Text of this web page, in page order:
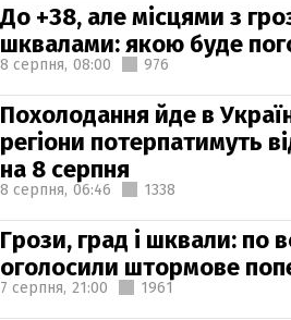
До +38, але місцями з
шквалами: якою буде
8 серпня, 08:00 976
Похолодання йде в
регіони потерпатимуть
на 8 серпня
8 серпня, 06:46 1338
Грози, град і шквали: по
оголосили штормове
7 серпня, 21:00 1961